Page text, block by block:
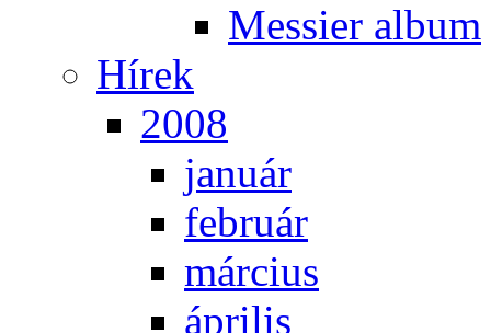
Mes­si­er al­bum
Hí­rek
2008
ja­nu­ár
feb­ru­ár
már­ci­us
áp­ri­lis